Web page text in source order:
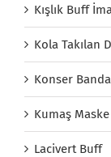
Kışlık Buff
Kola Takılan
Konser
Kumaş Maske
Lacivert Buff